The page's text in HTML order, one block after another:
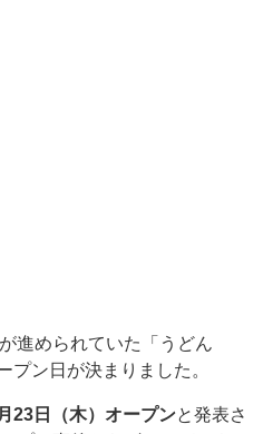
進められていた「うどん
プン日が決まりました。
23日（木）オープンと発表さ